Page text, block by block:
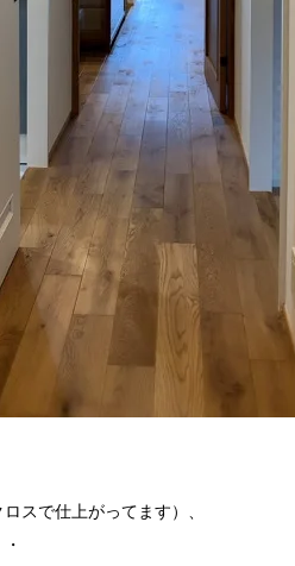
スで仕上がってます）、